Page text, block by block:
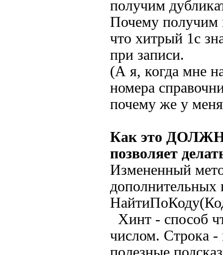
получим
Почему получим
что хитрый 1с
при записи.
(А я, когда мне
номера
почему же у меня
Как это
позволяет
Измененный
дополнительных
Хинт - способ
числом. Строка -